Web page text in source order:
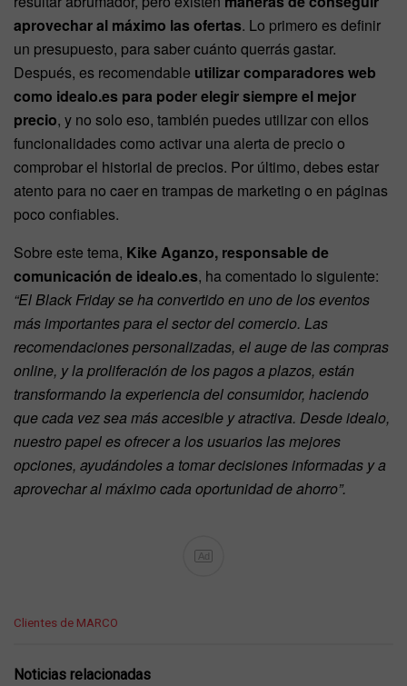
aprovechar al máximo las ofertas. Lo primero es definir
un presupuesto, para saber cuánto querrás gastar.
Después, es recomendable utilizar comparadores web
como idealo.es para poder elegir siempre el mejor
precio, y no solo eso, también puedes utilizar con ellos
funcionalidades como activar una alerta de precio o
comprobar el historial de precios. Por último, debes estar
atento para no caer en trampas de marketing o en páginas
poco confiables.
Sobre este tema, Kike Aganzo, responsable de
comunicación de idealo.es, ha comentado lo siguiente:
“El Black Friday se ha convertido en uno de los eventos
más importantes para el sector del comercio. Las
recomendaciones personalizadas, el auge de las compras
online, y la proliferación de los pagos a plazos, están
transformando la experiencia del consumidor, haciendo
que cada vez sea más accesible y atractiva. Desde idealo,
nuestro papel es ofrecer a los usuarios las mejores
opciones, ayudándoles a tomar decisiones informadas y a
aprovechar al máximo cada oportunidad de ahorro”.
Ad
C
e
Clientes de MARCO
Noticias relacionadas